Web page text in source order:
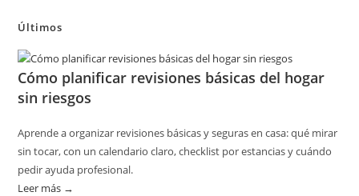
Últimos
Cómo planificar revisiones básicas del hogar
sin riesgos
Aprende a organizar revisiones básicas y seguras en casa: qué mirar
sin tocar, con un calendario claro, checklist por estancias y cuándo
pedir ayuda profesional.
Leer más →